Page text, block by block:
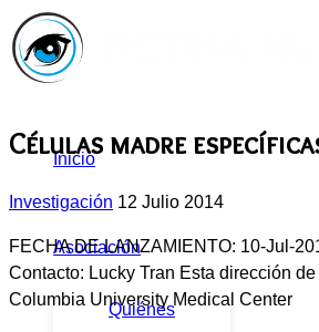
Inicio
Asociación
Quiénes
Células madre
Investigación 12 Julio 2014
FECHA DE LANZAMIENTO: 10-Jul-
Contacto: Lucky Tran Esta dirección
Columbia University Medical Center